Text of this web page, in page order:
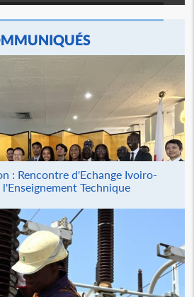
: Rencontre d'Echange Ivoiro-
Technique